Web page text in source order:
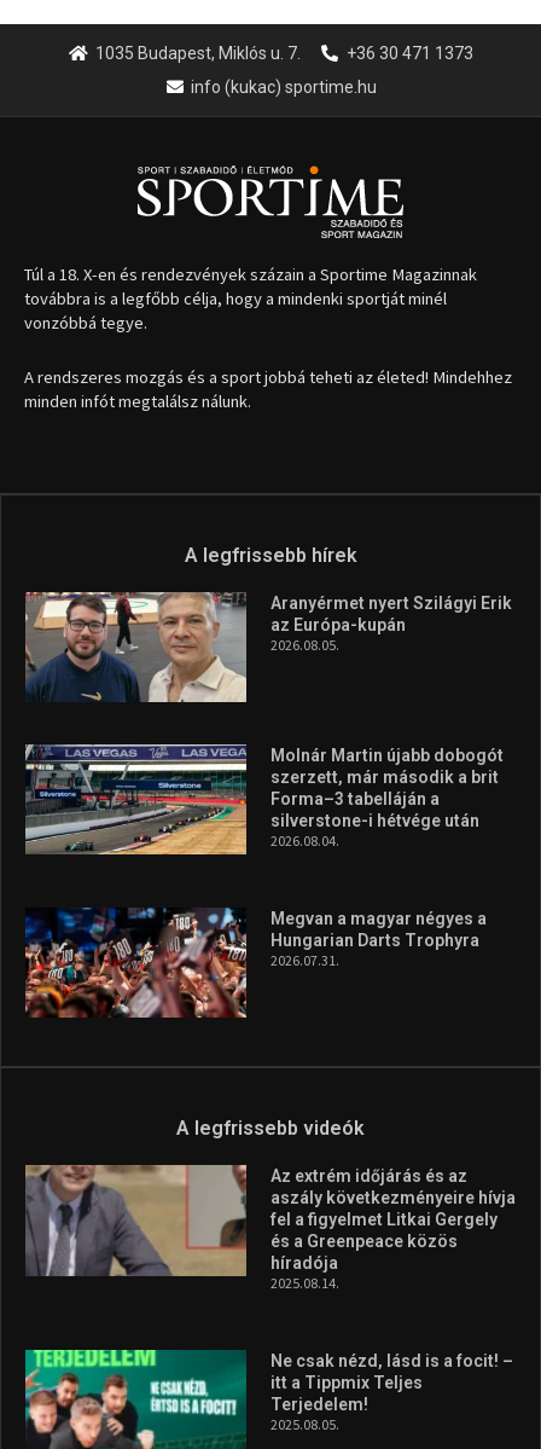
1035 Budapest, Miklós u. 7.
+36 30 471 1373
info (kukac) sportime.hu
Túl a 18. X-en és rendezvények százain a Sportime Magazinnak
továbbra is a legfőbb célja, hogy a mindenki sportját minél
vonzóbbá tegye.
A rendszeres mozgás és a sport jobbá teheti az életed! Mindehhez
minden infót megtalálsz nálunk.
A legfrissebb hírek
Aranyérmet nyert Szilágyi Erik
az Európa-kupán
2026.08.05.
Molnár Martin újabb dobogót
szerzett, már második a brit
Forma–3 tabelláján a
silverstone-i hétvége után
2026.08.04.
Megvan a magyar négyes a
Hungarian Darts Trophyra
2026.07.31.
A legfrissebb videók
Az extrém időjárás és az
aszály következményeire hívja
fel a figyelmet Litkai Gergely
és a Greenpeace közös
híradója
2025.08.14.
Ne csak nézd, lásd is a focit! –
itt a Tippmix Teljes
Terjedelem!
2025.08.05.